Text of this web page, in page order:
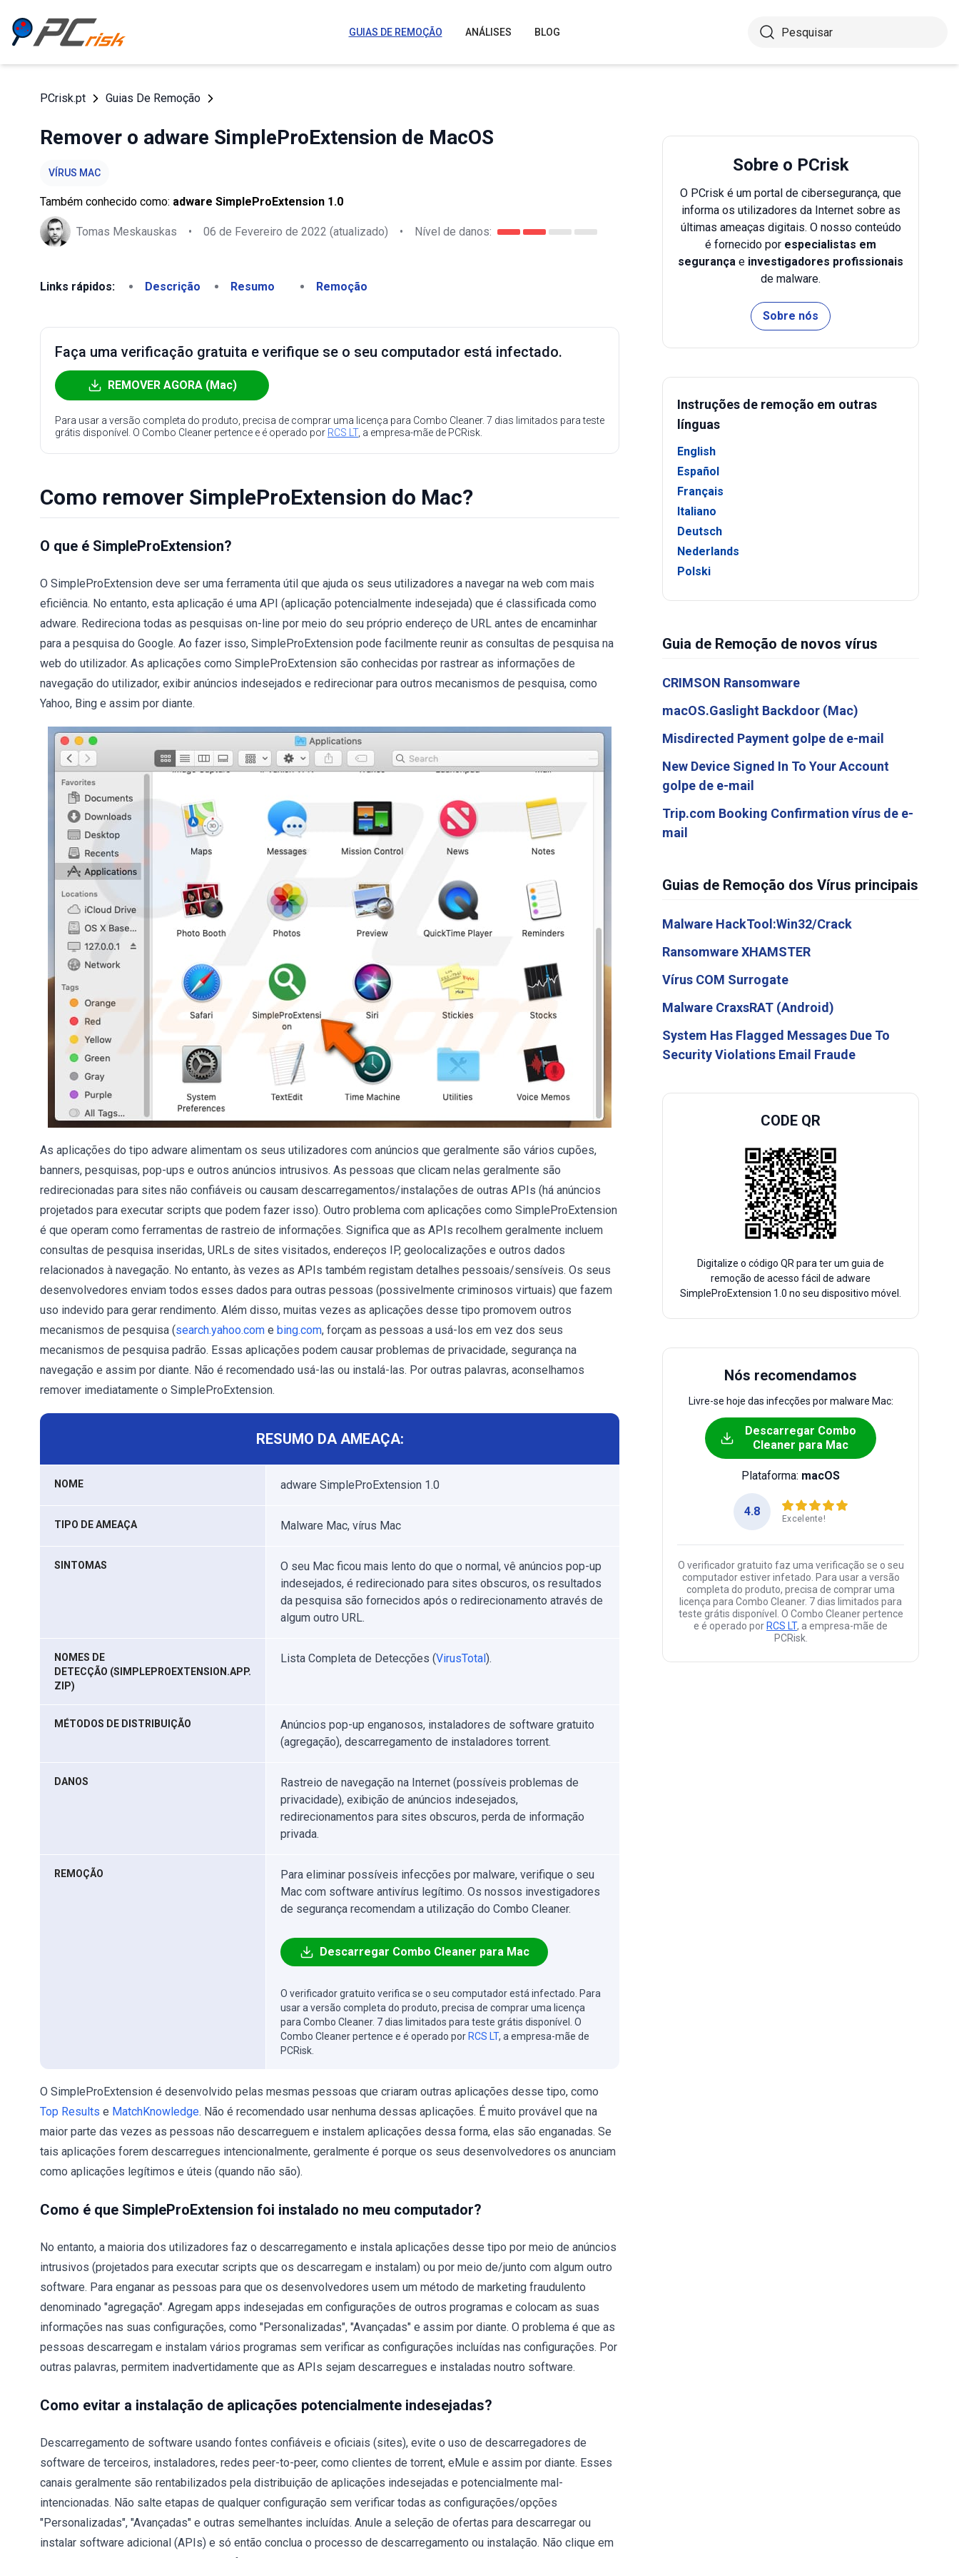
GUIAS DE REMOÇÃO ANÁLISES BLOG
PCrisk.pt Guias De Remoção
Remover o adware SimpleProExtension de MacOS
VÍRUS MAC
Também conhecido como: adware SimpleProExtension 1.0
Tomas Meskauskas • 06 de Fevereiro de 2022 (atualizado) • Nível de danos:
Links rápidos: Descrição Resumo Remoção
Faça uma verificação gratuita e verifique se o seu computador está infectado.
REMOVER AGORA (Mac)
Para usar a versão completa do produto, precisa de comprar uma licença para Combo Cleaner. 7 dias limitados para teste
grátis disponível. O Combo Cleaner pertence e é operado por RCS LT, a empresa-mãe de PCRisk.
Como remover SimpleProExtension do Mac?
O que é SimpleProExtension?
O SimpleProExtension deve ser uma ferramenta útil que ajuda os seus utilizadores a navegar na web com mais
eficiência. No entanto, esta aplicação é uma API (aplicação potencialmente indesejada) que é classificada como
adware. Redireciona todas as pesquisas on-line por meio do seu próprio endereço de URL antes de encaminhar
para a pesquisa do Google. Ao fazer isso, SimpleProExtension pode facilmente reunir as consultas de pesquisa na
web do utilizador. As aplicações como SimpleProExtension são conhecidas por rastrear as informações de
navegação do utilizador, exibir anúncios indesejados e redirecionar para outros mecanismos de pesquisa, como
Yahoo, Bing e assim por diante.
As aplicações do tipo adware alimentam os seus utilizadores com anúncios que geralmente são vários cupões,
banners, pesquisas, pop-ups e outros anúncios intrusivos. As pessoas que clicam nelas geralmente são
redirecionadas para sites não confiáveis ou causam descarregamentos/instalações de outras APIs (há anúncios
projetados para executar scripts que podem fazer isso). Outro problema com aplicações como SimpleProExtension
é que operam como ferramentas de rastreio de informações. Significa que as APIs recolhem geralmente incluem
consultas de pesquisa inseridas, URLs de sites visitados, endereços IP, geolocalizações e outros dados
relacionados à navegação. No entanto, às vezes as APIs também registam detalhes pessoais/sensíveis. Os seus
desenvolvedores enviam todos esses dados para outras pessoas (possivelmente criminosos virtuais) que fazem
uso indevido para gerar rendimento. Além disso, muitas vezes as aplicações desse tipo promovem outros
mecanismos de pesquisa (search.yahoo.com e bing.com, forçam as pessoas a usá-los em vez dos seus
mecanismos de pesquisa padrão. Essas aplicações podem causar problemas de privacidade, segurança na
navegação e assim por diante. Não é recomendado usá-las ou instalá-las. Por outras palavras, aconselhamos
remover imediatamente o SimpleProExtension.
RESUMO DA AMEAÇA:
NOME adware SimpleProExtension 1.0
TIPO DE AMEAÇA Malware Mac, vírus Mac
SINTOMAS
O seu Mac ficou mais lento do que o normal, vê anúncios pop-up
indesejados, é redirecionado para sites obscuros, os resultados
da pesquisa são fornecidos após o redirecionamento através de
algum outro URL.
NOMES DE
DETECÇÃO (SIMPLEPROEXTENSION.APP.
ZIP)
Lista Completa de Detecções (VirusTotal).
MÉTODOS DE DISTRIBUIÇÃO
Anúncios pop-up enganosos, instaladores de software gratuito
(agregação), descarregamento de instaladores torrent.
DANOS
Rastreio de navegação na Internet (possíveis problemas de
privacidade), exibição de anúncios indesejados,
redirecionamentos para sites obscuros, perda de informação
privada.
REMOÇÃO
Para eliminar possíveis infecções por malware, verifique o seu
Mac com software antivírus legítimo. Os nossos investigadores
de segurança recomendam a utilização do Combo Cleaner.
Descarregar Combo Cleaner para Mac
O verificador gratuito verifica se o seu computador está infectado. Para
usar a versão completa do produto, precisa de comprar uma licença
para Combo Cleaner. 7 dias limitados para teste grátis disponível. O
Combo Cleaner pertence e é operado por RCS LT, a empresa-mãe de
PCRisk.
O SimpleProExtension é desenvolvido pelas mesmas pessoas que criaram outras aplicações desse tipo, como
Top Results e MatchKnowledge. Não é recomendado usar nenhuma dessas aplicações. É muito provável que na
maior parte das vezes as pessoas não descarreguem e instalem aplicações dessa forma, elas são enganadas. Se
tais aplicações forem descarregues intencionalmente, geralmente é porque os seus desenvolvedores os anunciam
como aplicações legítimos e úteis (quando não são).
Como é que SimpleProExtension foi instalado no meu computador?
No entanto, a maioria dos utilizadores faz o descarregamento e instala aplicações desse tipo por meio de anúncios
intrusivos (projetados para executar scripts que os descarregam e instalam) ou por meio de/junto com algum outro
software. Para enganar as pessoas para que os desenvolvedores usem um método de marketing fraudulento
denominado "agregação". Agregam apps indesejadas em configurações de outros programas e colocam as suas
informações nas suas configurações, como "Personalizadas", "Avançadas" e assim por diante. O problema é que as
pessoas descarregam e instalam vários programas sem verificar as configurações incluídas nas configurações. Por
outras palavras, permitem inadvertidamente que as APIs sejam descarregues e instaladas noutro software.
Como evitar a instalação de aplicações potencialmente indesejadas?
Descarregamento de software usando fontes confiáveis e oficiais (sites), evite o uso de descarregadores de
software de terceiros, instaladores, redes peer-to-peer, como clientes de torrent, eMule e assim por diante. Esses
canais geralmente são rentabilizados pela distribuição de aplicações indesejadas e potencialmente mal-
intencionadas. Não salte etapas de qualquer configuração sem verificar todas as configurações/opções
"Personalizadas", "Avançadas" e outras semelhantes incluídas. Anule a seleção de ofertas para descarregar ou
instalar software adicional (APIs) e só então conclua o processo de descarregamento ou instalação. Não clique em
Sobre o PCrisk
O PCrisk é um portal de cibersegurança, que
informa os utilizadores da Internet sobre as
últimas ameaças digitais. O nosso conteúdo
é fornecido por especialistas em
segurança e investigadores profissionais
de malware.
Sobre nós
Instruções de remoção em outras
línguas
English
Español
Français
Italiano
Deutsch
Nederlands
Polski
Guia de Remoção de novos vírus
CRIMSON Ransomware
macOS.Gaslight Backdoor (Mac)
Misdirected Payment golpe de e-mail
New Device Signed In To Your Account
golpe de e-mail
Trip.com Booking Confirmation vírus de e-
mail
Guias de Remoção dos Vírus principais
Malware HackTool:Win32/Crack
Ransomware XHAMSTER
Vírus COM Surrogate
Malware CraxsRAT (Android)
System Has Flagged Messages Due To
Security Violations Email Fraude
CODE QR
Digitalize o código QR para ter um guia de
remoção de acesso fácil de adware
SimpleProExtension 1.0 no seu dispositivo móvel.
Nós recomendamos
Livre-se hoje das infecções por malware Mac:
Descarregar Combo
Cleaner para Mac
Plataforma: macOS
4.8
Excelente!
O verificador gratuito faz uma verificação se o seu
computador estiver infetado. Para usar a versão
completa do produto, precisa de comprar uma
licença para Combo Cleaner. 7 dias limitados para
teste grátis disponível. O Combo Cleaner pertence
e é operado por RCS LT, a empresa-mãe de
PCRisk.